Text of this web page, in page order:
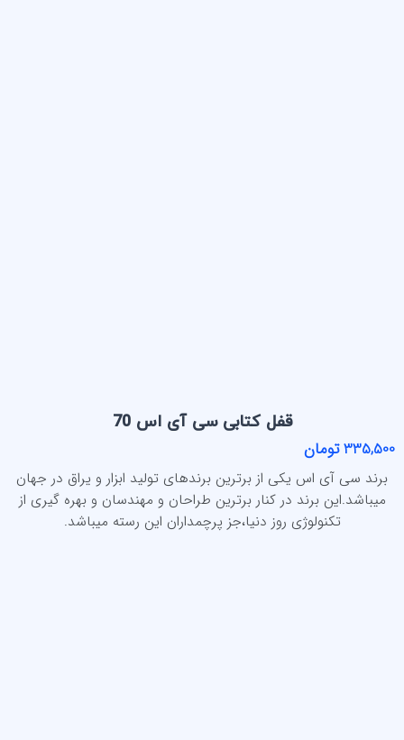
قفل کتابی سی آی اس 70
335,500 تومان
برند سی آی اس یکی از برترین برندهای تولید ابزار و یراق در جهان
میباشد.این برند در کنار برترین طراحان و مهندسان و بهره گیری از
تکنولوژی روز دنیا،جز پرچمداران این رسته میباشد.